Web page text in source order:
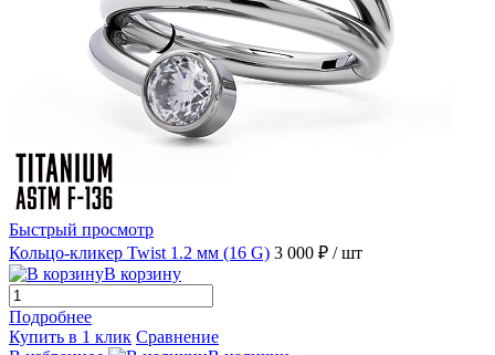
Быстрый просмотр
Кольцо-кликер Twist 1.2 мм (16 G) 3 000 ₽ / шт
В корзину
Подробнее
Купить в 1 клик Сравнение